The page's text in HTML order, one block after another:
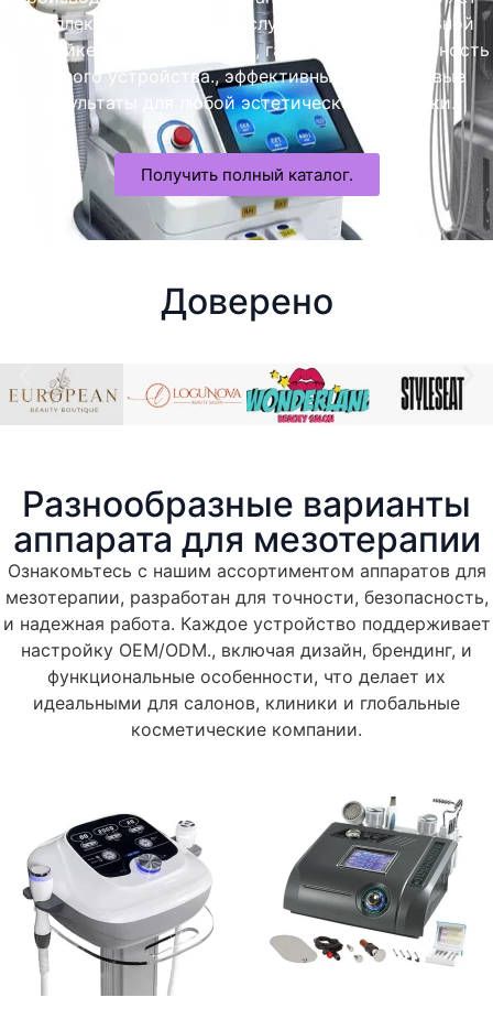
комплексные OEM/ODM-услуги по индивидуальной
настройке и оптовые услуги, гарантируя безопасность
каждого устройства., эффективный, и передовые
результаты для любой эстетической практики.
Получить полный каталог.
Доверено
Разнообразные варианты
аппарата для мезотерапии
Ознакомьтесь с нашим ассортиментом аппаратов для
мезотерапии, разработан для точности, безопасность,
и надежная работа. Каждое устройство поддерживает
настройку OEM/ODM., включая дизайн, брендинг, и
функциональные особенности, что делает их
идеальными для салонов, клиники и глобальные
косметические компании.